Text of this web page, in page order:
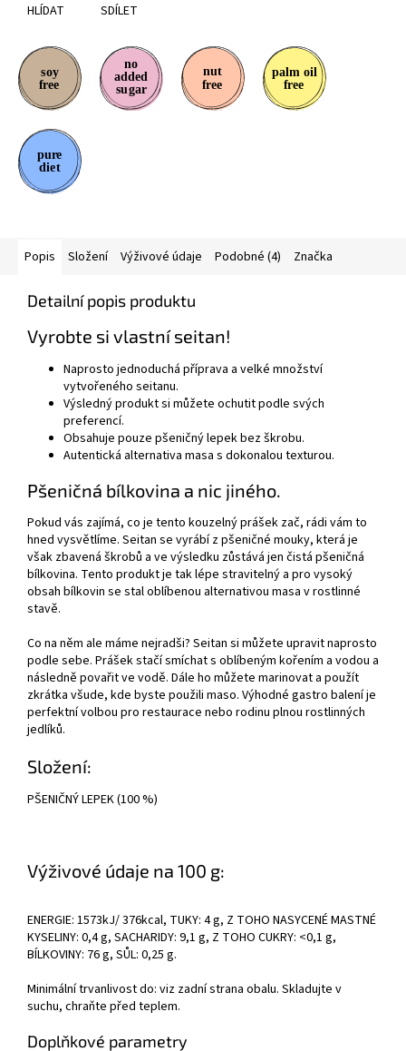
HLÍDAT SDÍLET
Popis Složení Výživové údaje Podobné (4) Značka
Detailní popis produktu
Vyrobte si vlastní seitan!
Naprosto jednoduchá příprava a velké množství
vytvořeného seitanu.
Výsledný produkt si můžete ochutit podle svých
preferencí.
Obsahuje pouze pšeničný lepek bez škrobu.
Autentická alternativa masa s dokonalou texturou.
Pšeničná bílkovina a nic jiného.
Pokud vás zajímá, co je tento kouzelný prášek zač, rádi vám to
hned vysvětlíme. Seitan se vyrábí z pšeničné mouky, která je
však zbavená škrobů a ve výsledku zůstává jen čistá pšeničná
bílkovina. Tento produkt je tak lépe stravitelný a pro vysoký
obsah bílkovin se stal oblíbenou alternativou masa v rostlinné
stavě.
Co na něm ale máme nejradši? Seitan si můžete upravit naprosto
podle sebe. Prášek stačí smíchat s oblíbeným kořením a vodou a
následně povařit ve vodě. Dále ho můžete marinovat a použít
zkrátka všude, kde byste použili maso. Výhodné gastro balení je
perfektní volbou pro restaurace nebo rodinu plnou rostlinných
jedlíků.
Složení:
PŠENIČNÝ LEPEK (100 %)
Výživové údaje na 100 g:
ENERGIE: 1573kJ/ 376kcal, TUKY: 4 g, Z TOHO NASYCENÉ MASTNÉ
KYSELINY: 0,4 g, SACHARIDY: 9,1 g, Z TOHO CUKRY: <0,1 g,
BÍLKOVINY: 76 g, SŮL: 0,25 g.
Minimální trvanlivost do: viz zadní strana obalu. Skladujte v
suchu, chraňte před teplem.
Doplňkové parametry